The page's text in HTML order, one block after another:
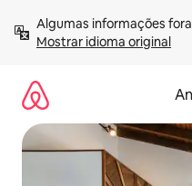
para
Mostrar idioma original